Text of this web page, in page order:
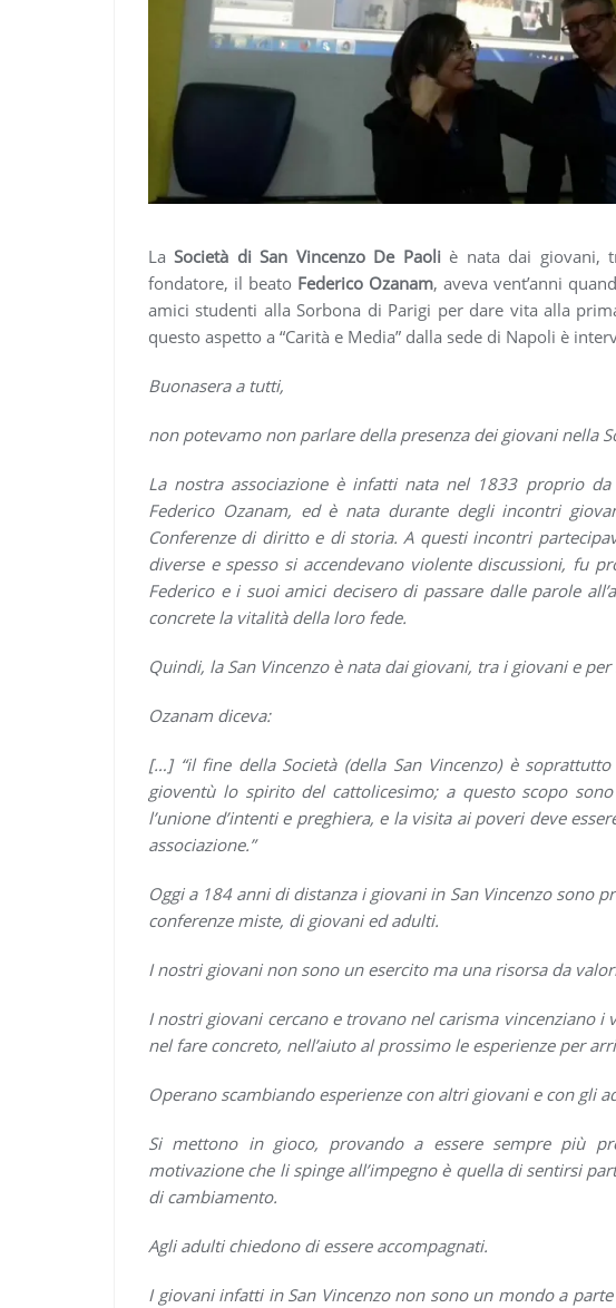
LaSocietà di San Vincenzo De Paoliè nata dai giovani,
fondatore, il beato Federico Ozanam, aveva vent’anni
amici studenti alla Sorbona di Parigi per dare vita alla
questo aspetto a “Carità e Media” dalla sede di Napoli è
Buonasera a tutti,
non potevamo non parlare della presenza dei giovani nella
La nostra associazione è infatti nata nel 1833 proprio
Federico Ozanam, ed è nata durante degli incontri
Conferenze di diritto e di storia. A questi incontri
diverse e spesso si accendevano violente discussioni, fu
Federico e i suoi amici decisero di passare dalle parole
concrete la vitalità della loro fede.
Quindi, la San Vincenzo è nata dai giovani, tra i giovani e
Ozanam diceva:
[…] “il fine della Società (della San Vincenzo) è
gioventù lo spirito del cattolicesimo; a questo scopo
l’unione d’intenti e preghiera, e la visita ai poveri deve
associazione.”
Oggi a 184 anni di distanza i giovani in San Vincenzo sono
conferenze miste, di giovani ed adulti.
I nostri giovani non sono un esercito ma una risorsa da
I nostri giovani cercano e trovano nel carisma vincenziano
nel fare concreto, nell’aiuto al prossimo le esperienze per
Operano scambiando esperienze con altri giovani e con gli
Si mettono in gioco, provando a essere sempre più
motivazione che li spinge all’impegno è quella di sentirsi
di cambiamento.
Agli adulti chiedono di essere accompagnati.
I giovani infatti in San Vincenzo non sono un mondo a